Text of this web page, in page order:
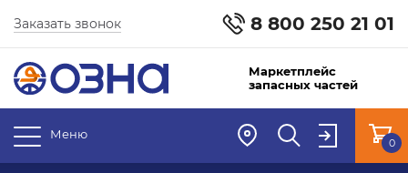
8 800 250 21 01
Заказать звонок
Маркетплейс
запасных частей
Меню
0